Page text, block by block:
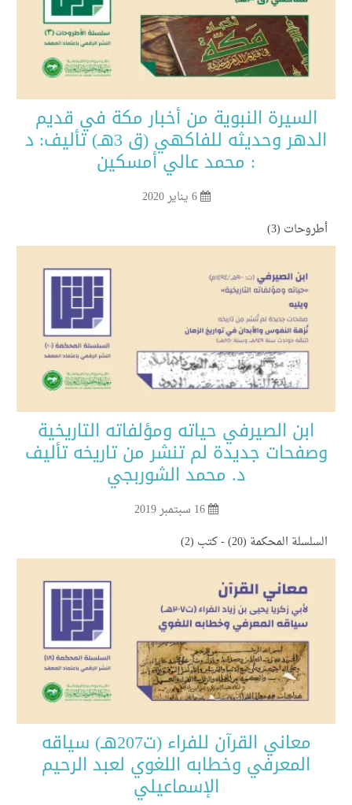
السيرة النبوية من أخبار مكة في قديم
الدهر وحديثه للفاكهي (ق 3هـ) تأليف: د
: محمد عالي أمسكين
(3)
ابن الصيرفي حياته ومؤلفاته التاريخية
جديدة لم تنشر من تاريخه تأليف
د. محمد الشوربجي
المحكمة (20) - كتب (2)
معاني القرآن للفراء (ت207هـ) سياقه
المعرفي وخطابه اللغوي لعبد الرحيم
الإسماعيلي